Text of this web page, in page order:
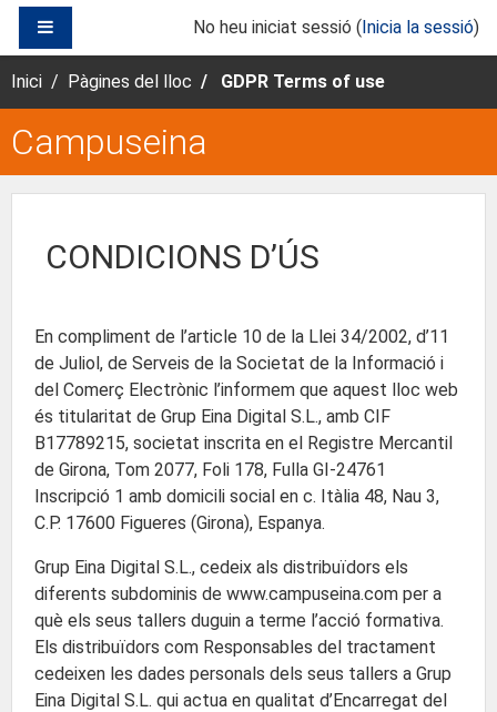
Ves al contingut principal
No heu iniciat sessió (Inicia la sessió)
Inici Pàgines del lloc GDPR Terms of use
Campuseina
CONDICIONS D’ÚS
En compliment de l’article 10 de la Llei 34/2002, d’11
de Juliol, de Serveis de la Societat de la Informació i
del Comerç Electrònic l’informem que aquest lloc web
és titularitat de Grup Eina Digital S.L., amb CIF
B17789215, societat inscrita en el Registre Mercantil
de Girona, Tom 2077, Foli 178, Fulla GI-24761
Inscripció 1 amb domicili social en c. Itàlia 48, Nau 3,
C.P. 17600 Figueres (Girona), Espanya.
Grup Eina Digital S.L., cedeix als distribuïdors els
diferents subdominis de www.campuseina.com per a
què els seus tallers duguin a terme l’acció formativa.
Els distribuïdors com Responsables del tractament
cedeixen les dades personals dels seus tallers a Grup
Eina Digital S.L. qui actua en qualitat d’Encarregat del